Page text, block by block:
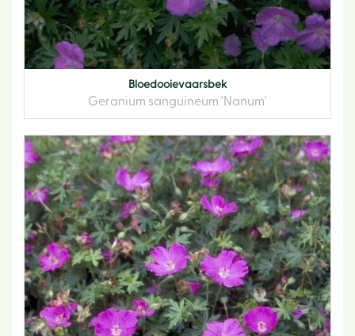
Bloedooievaarsbek
Geranium sanguineum 'Nanum'